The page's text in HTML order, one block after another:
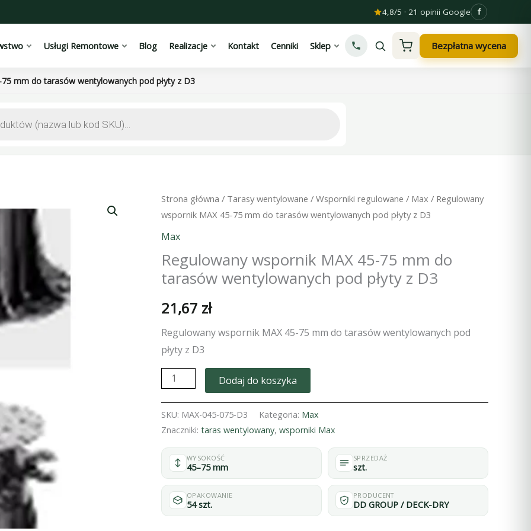
4,8/5 · 21 opinii Google
Usługi Remontowe Blog Realizacje Kontakt Cenniki Sklep Bezpłatna wycena
mm do tarasów wentylowanych pod płyty z D3
Strona główna / Tarasy wentylowane / Wsporniki regulowane / Max / Regulowany
wspornik MAX 45-75 mm do tarasów wentylowanych pod płyty z D3
Max
Regulowany wspornik MAX 45-75 mm do
tarasów wentylowanych pod płyty z D3
21,67 zł
Regulowany wspornik MAX 45-75 mm do tarasów wentylowanych pod
płyty z D3
ilość
Regulowany
wspornik
MAX
45-
75
mm
do
tarasów
Dodaj do koszyka
SKU: MAX-045-075-D3 Kategoria: Max
Znaczniki: taras wentylowany, wsporniki Max
WYSOKOŚĆ
45–75 mm
SPRZEDAŻ
szt.
OPAKOWANIE
54 szt.
PRODUCENT
DD GROUP / DECK-DRY